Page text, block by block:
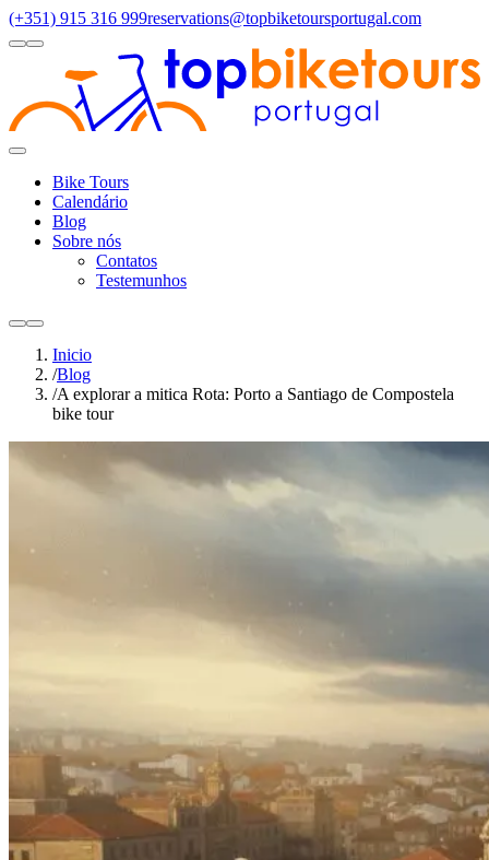
(+351) 915 316 999reservations@topbiketoursportugal.com
lightdark
Toggle
Bike Tours
Regiões Santiago Compostela Douro Valley (3)
Calendário
Blog
Sobre nós
Contatos
Testemunhos
lightdark
Inicio
/Blog
/A explorar a mitica Rota: Porto a Santiago de Compostela
bike tour